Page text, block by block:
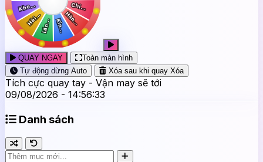
QUAY NGAY
Toàn màn hình
Tự động dừng Auto Xóa sau khi quay Xóa
Tích cực quay tay - Vận may sẽ tới
09/08/2026 - 14:56:34
Danh sách